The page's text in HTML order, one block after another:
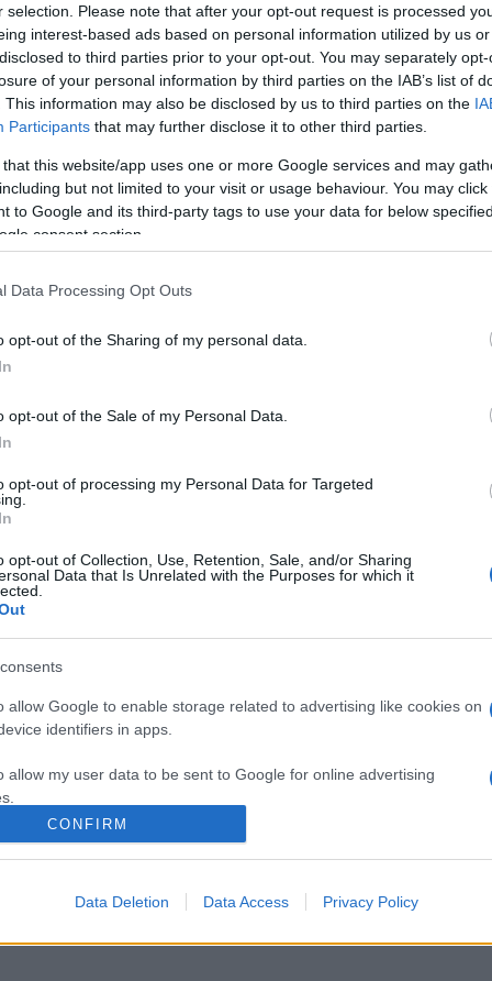
selection. Please note that after your opt-out request is processed
interest-based ads based on personal information utilized by us
to third parties prior to your opt-out. You may separately
of your personal information by third parties on the IAB’s list of
This information may also be disclosed by us to third parties on the
Participants that may further disclose it to other third parties.
that this website/app uses one or more Google services and may
but not limited to your visit or usage behaviour. You may
to Google and its third-party tags to use your data for below
consent section.
Data Processing Opt Outs
opt-out of the Sharing of my personal data.
opt-out of the Sale of my Personal Data.
opt-out of processing my Personal Data for Targeted
opt-out of Collection, Use, Retention, Sale, and/or Sharing
Data that Is Unrelated with the Purposes for which it
allow Google to enable storage related to advertising like cookies on
identifiers in apps.
allow my user data to be sent to Google for online advertising
allow Google to send me personalized advertising.
allow Google to enable storage related to analytics like cookies on
CONFIRM
Data Deletion Data Access Privacy Policy
fiatal zenészei mutatják be tehetségüket. A gálán négy
fiatal zenészek egész évben közösen dolgoztak, saját
PEMA PÓKA EGON MŰVÉSZETI
JOHANNES
FERENC ZENEAKADÉMIA
PJOTR ILJICS CSAJKOVSZKIJ
ISTVÁN FILHARMONIKUSOK
és transzformáció a
Filharmonikusokkal
2026. JÚN. 8. 19:30–22:00